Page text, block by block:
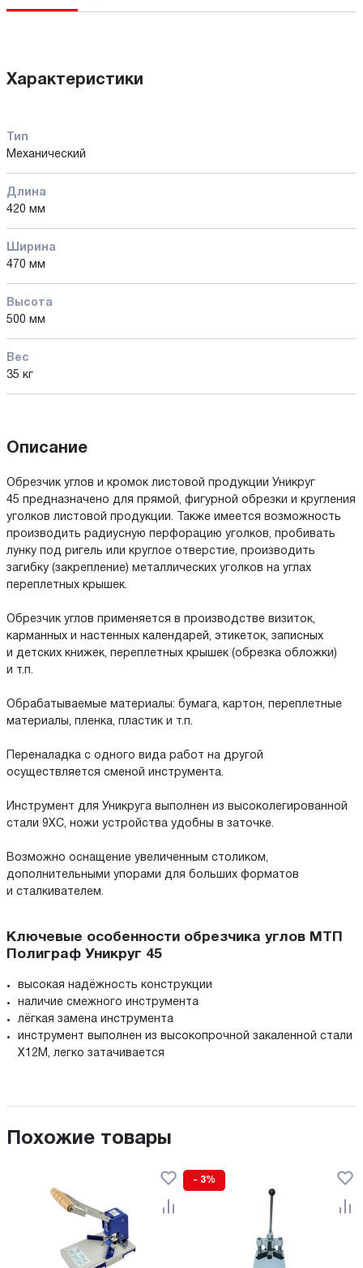
Характеристики
Тип
Механический
Длина
420 мм
Ширина
470 мм
Высота
500 мм
Вес
35 кг
Описание
Обрезчик углов и кромок листовой продукции Уникруг
45 предназначено для прямой, фигурной обрезки и кругления
уголков листовой продукции. Также имеется возможность
производить радиусную перфорацию уголков, пробивать
лунку под ригель или круглое отверстие, производить
загибку (закрепление) металлических уголков на углах
переплетных крышек.
Обрезчик углов применяется в производстве визиток,
карманных и настенных календарей, этикеток, записных
и детских книжек, переплетных крышек (обрезка обложки)
и т.п.
Обрабатываемые материалы: бумага, картон, переплетные
материалы, пленка, пластик и т.п.
Переналадка с одного вида работ на другой
осуществляется сменой инструмента.
Инструмент для Уникруга выполнен из высоколегированной
стали 9ХС, ножи устройства удобны в заточке.
Возможно оснащение увеличенным столиком,
дополнительными упорами для больших форматов
и сталкивателем.
Ключевые особенности обрезчика углов МТП
Полиграф Уникруг 45
высокая надёжность конструкции
наличие смежного инструмента
лёгкая замена инструмента
инструмент выполнен из высокопрочной закаленной стали
X12M, легко затачивается
Похожие товары
- 3%